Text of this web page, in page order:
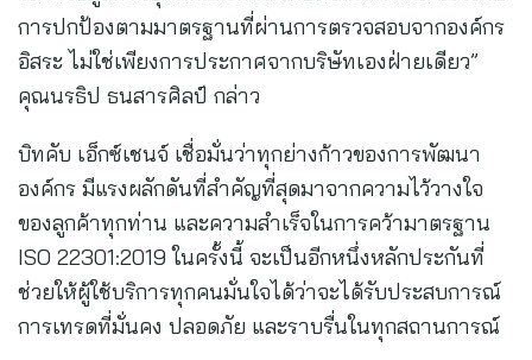
การปกป้องตามมาตรฐานที่ผ่านการตรวจสอบจากองค์กร
อิสระ ไม่ใช่เพียงการประกาศจากบริษัทเองฝ่ายเดียว”
คุณนรธิป ธนสารศิลป์ กล่าว
บิทคับ เอ็กซ์เชนจ์ เชื่อมั่นว่าทุกย่างก้าวของการพัฒนา
องค์กร มีแรงผลักดันที่สำคัญที่สุดมาจากความไว้วางใจ
ของลูกค้าทุกท่าน และความสำเร็จในการคว้ามาตรฐาน
ISO 22301:2019 ในครั้งนี้ จะเป็นอีกหนึ่งหลักประกันที่
ช่วยให้ผู้ใช้บริการทุกคนมั่นใจได้ว่าจะได้รับประสบการณ์
การเทรดที่มั่นคง ปลอดภัย และราบรื่นในทุกสถานการณ์